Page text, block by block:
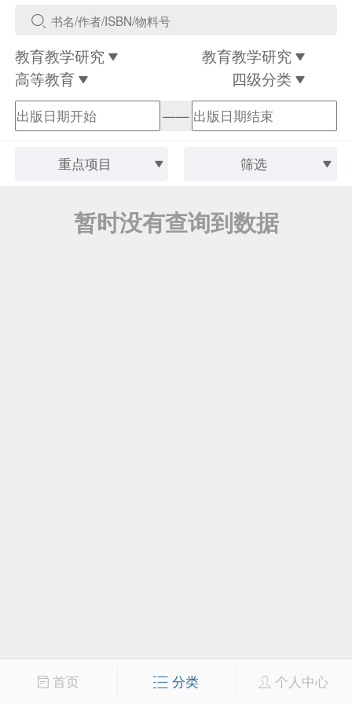
教育教学研究
教育教学研究
高等教育
四级分类
——
重点项目 筛选
暂时没有查询到数据
首页 分类 个人中心